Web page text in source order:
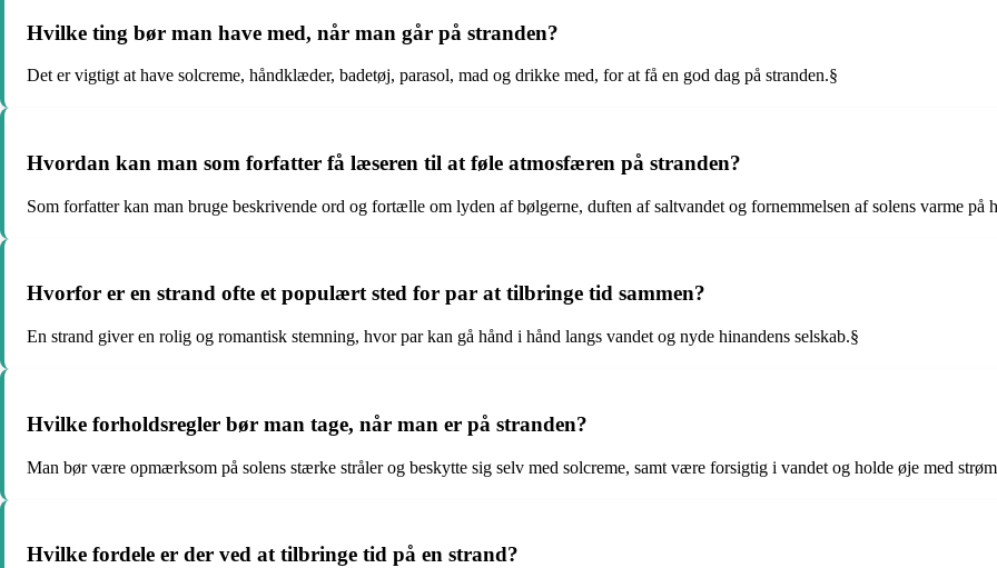
Hvilke ting bør man have med, når man går på stranden?
Det er vigtigt at have solcreme, håndklæder, badetøj, parasol, mad og drikke med, for at få en god dag på stranden.§
Hvordan kan man som forfatter få læseren til at føle atmosfæren på stranden?
Som forfatter kan man bruge beskrivende ord og fortælle om lyden af bølgerne, duften af saltvandet og fornemmelsen af solens varme på
Hvorfor er en strand ofte et populært sted for par at tilbringe tid sammen?
En strand giver en rolig og romantisk stemning, hvor par kan gå hånd i hånd langs vandet og nyde hinandens selskab.§
Hvilke forholdsregler bør man tage, når man er på stranden?
Man bør være opmærksom på solens stærke stråler og beskytte sig selv med solcreme, samt være forsigtig i vandet og holde øje med
Hvilke fordele er der ved at tilbringe tid på en strand?